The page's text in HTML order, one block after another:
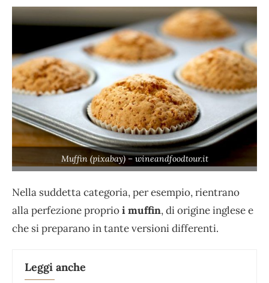
Muffin (pixabay) – wineandfoodtour.it
Nella suddetta categoria, per esempio, rientrano
alla perfezione proprioi muffin, di origine inglese e
che si preparano in tante versioni differenti.
Leggi anche